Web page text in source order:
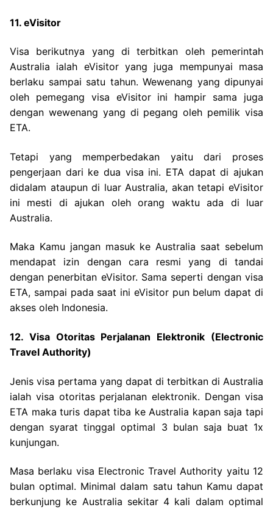
11. eVisitor
Visa berikutnya yang di terbitkan oleh pemerintah
Australia ialah eVisitor yang juga mempunyai masa
berlaku sampai satu tahun. Wewenang yang dipunyai
oleh pemegang visa eVisitor ini hampir sama juga
dengan wewenang yang di pegang oleh pemilik visa
ETA.
Tetapi yang memperbedakan yaitu dari proses
pengerjaan dari ke dua visa ini. ETA dapat di ajukan
didalam ataupun di luar Australia, akan tetapi eVisitor
ini mesti di ajukan oleh orang waktu ada di luar
Australia.
Maka Kamu jangan masuk ke Australia saat sebelum
mendapat izin dengan cara resmi yang di tandai
dengan penerbitan eVisitor. Sama seperti dengan visa
ETA, sampai pada saat ini eVisitor pun belum dapat di
akses oleh Indonesia.
12. Visa Otoritas Perjalanan Elektronik (Electronic
Travel Authority)
Jenis visa pertama yang dapat di terbitkan di Australia
ialah visa otoritas perjalanan elektronik. Dengan visa
ETA maka turis dapat tiba ke Australia kapan saja tapi
dengan syarat tinggal optimal 3 bulan saja buat 1x
kunjungan.
Masa berlaku visa Electronic Travel Authority yaitu 12
bulan optimal. Minimal dalam satu tahun Kamu dapat
berkunjung ke Australia sekitar 4 kali dalam optimal